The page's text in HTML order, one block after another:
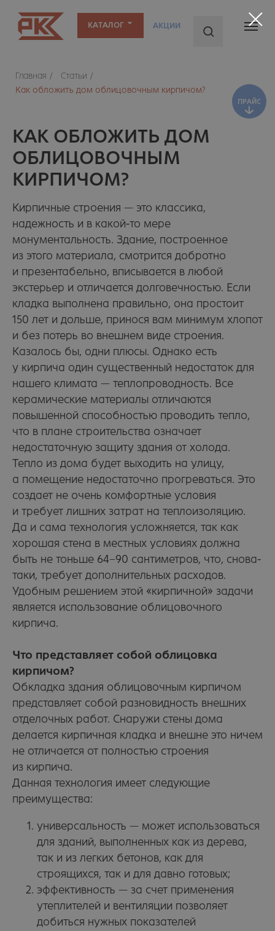
Главная / Статьи /
Как обложить дом облицовочным кирпичом?
КАК ОБЛОЖИТЬ ДОМ
ОБЛИЦОВОЧНЫМ
КИРПИЧОМ?
Кирпичные строения — это классика,
надежность и в какой-то мере
монументальность. Здание, построенное
из этого материала, смотрится добротно
и презентабельно, вписывается в любой
экстерьер и отличается долговечностью. Если
кладка выполнена правильно, она простоит
150 лет и дольше, принося вам минимум хлопот
и без потерь во внешнем виде строения.
Казалось бы, одни плюсы. Однако есть
у кирпича один существенный недостаток для
нашего климата — теплопроводность. Все
керамические материалы отличаются
повышенной способностью проводить тепло,
что в плане строительства означает
недостаточную защиту здания от холода.
Тепло из дома будет выходить на улицу,
а помещение недостаточно прогреваться. Это
создает не очень комфортные условия
и требует лишних затрат на теплоизоляцию.
Да и сама технология усложняется, так как
хорошая стена в местных условиях должна
быть не тоньше 64−90 сантиметров, что, снова-
таки, требует дополнительных расходов.
Удобным решением этой «кирпичной» задачи
является использование облицовочного
кирпича.
Что представляет собой облицовка
кирпичом?
Обкладка здания облицовочным кирпичом
представляет собой разновидность внешних
отделочных работ. Снаружи стены дома
делается кирпичная кладка и внешне это ничем
не отличается от полностью строения
из кирпича.
Данная технология имеет следующие
преимущества:
универсальность — может использоваться
для зданий, выполненных как из дерева,
так и из легких бетонов, как для
строящихся, так и для давно готовых;
эффективность — за счет применения
утеплителей и вентиляции позволяет
добиться нужных показателей